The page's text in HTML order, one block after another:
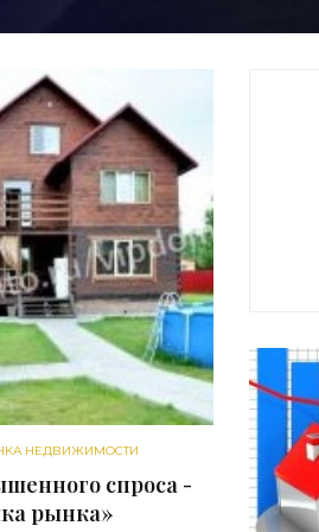
НЕДВИЖИМОСТИ
спроса -
рынка»